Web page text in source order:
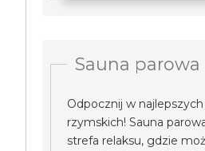
Sauna parowa
Odpocznij w
rzymskich! Sauna
strefa relaksu, gdzie